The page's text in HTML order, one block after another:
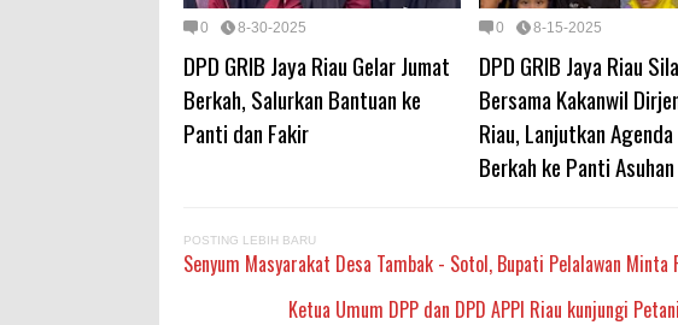
0 8-30-2025
DPD GRIB Jaya Riau Gelar Jumat
Berkah, Salurkan Bantuan ke
Panti dan Fakir
0 8-15-2025
DPD GRIB Jaya Riau
Bersama Kakanwil
Riau, Lanjutkan
Berkah ke Panti Asuhan
POSTING LEBIH BARU
Senyum Masyarakat Desa Tambak - Sotol, Bupati Pelalawan Minta
Ketua Umum DPP dan DPD APPI Riau kunjungi